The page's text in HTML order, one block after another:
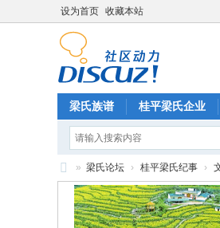
设为首页 收藏本站
梁氏族谱 桂平梁氏企业
» 梁氏论坛 › 桂平梁氏纪事 ›